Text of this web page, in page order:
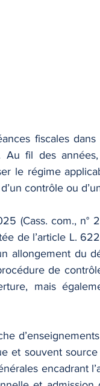
fiscales
Au fil des
le régime
contrôle ou
(Cass. com., n°
de l’article L.
allongement du
de
mais
et souvent
encadrant